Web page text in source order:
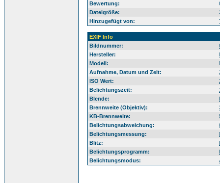
Bewertung:
Dateigröße:
Hinzugefügt von:
EXIF Info
Bildnummer:
Hersteller:
Modell:
Aufnahme, Datum und Zeit:
ISO Wert:
Belichtungszeit:
Blende:
Brennweite (Objektiv):
KB-Brennweite:
Belichtungsabweichung:
Belichtungsmessung:
Blitz:
Belichtungsprogramm:
Belichtungsmodus: